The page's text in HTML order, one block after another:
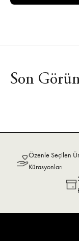
Son
Özenle Seçilen
Kürasyonları